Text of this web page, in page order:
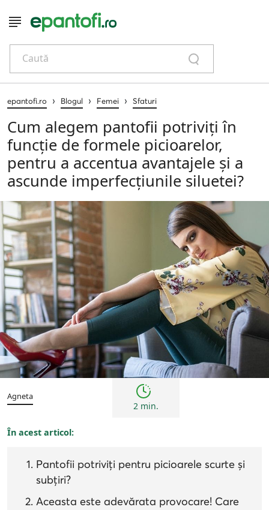
Caută
epantofi.ro › Blogul › Femei › Sfaturi
Cum alegem pantofii potriviți în
funcție de formele picioarelor,
pentru a accentua avantajele și a
ascunde imperfecțiunile siluetei?
Femei Sfaturi
Agneta
2 min.
În acest articol:
Pantofii potriviți pentru picioarele scurte și
subțiri?
Aceasta este adevărata provocare! Care